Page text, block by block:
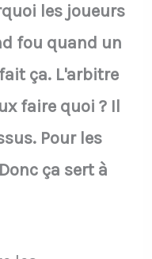
les joueurs
fou quand un
ça. L'arbitre
faire quoi ? Il
Pour les
ça sert à